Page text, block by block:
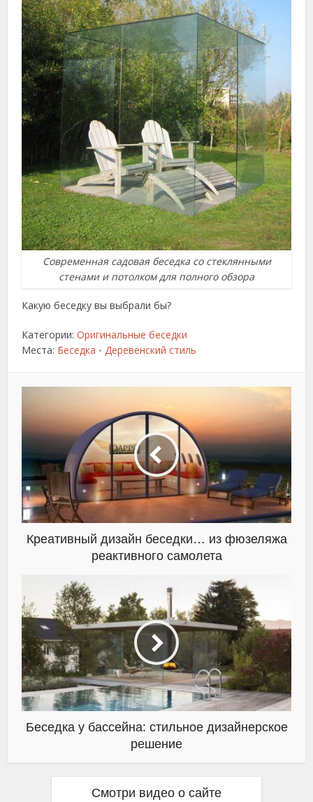
Современная садовая беседка со стеклянными
стенами и потолком для полного обзора
Какую беседку вы выбрали бы?
Категории:Оригинальные беседки
Места: Беседка • Деревенский стиль
Креативный дизайн беседки… из фюзеляжа
реактивного самолета
Беседка у бассейна: стильное дизайнерское
решение
Смотри видео о сайте